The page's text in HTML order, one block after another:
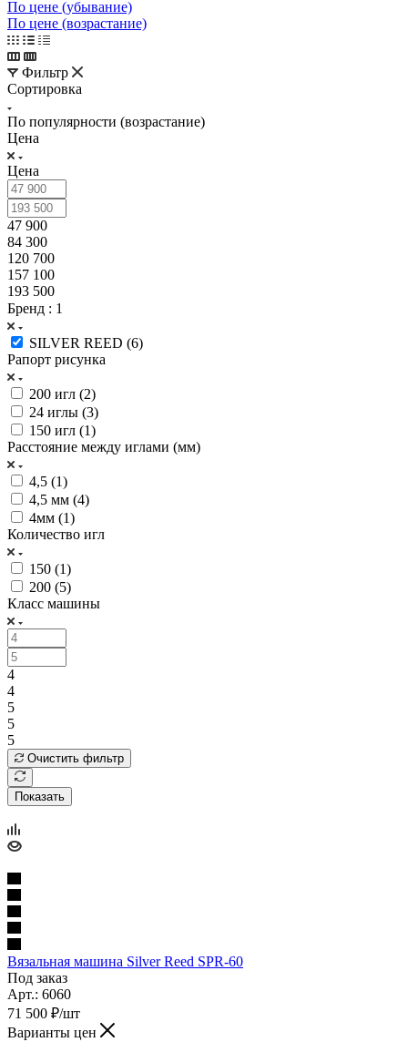
По цене (убывание)
По цене (возрастание)
Фильтр
Сортировка
По популярности (возрастание)
Цена
Цена
47 900
84 300
120 700
157 100
193 500
Бренд : 1
SILVER REED (6)
Рапорт рисунка
200 игл (2)
24 иглы (3)
150 игл (1)
Расстояние между иглами (мм)
4,5 (1)
4,5 мм (4)
4мм (1)
Количество игл
150 (1)
200 (5)
Класс машины
4
4
5
5
5
Очистить фильтр
Показать
Вязальная машина Silver Reed SPR-60
Под заказ
Арт.: 6060
71 500 ₽/шт
Варианты цен